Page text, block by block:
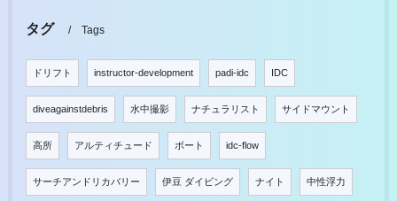
タグ Tags
ドリフト instructor-development padi-idc IDC
diveagainstdebris 水中撮影 ナチュラリスト サイドマウント
高所 アルティチュード ボート idc-flow
サーチアンドリカバリー 伊豆 ダイビング ナイト 中性浮力